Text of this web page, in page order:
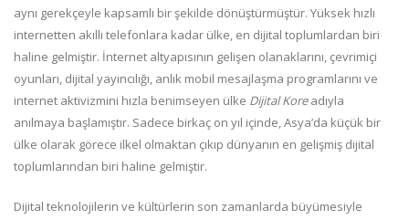
aynı gerekçeyle kapsamlı bir şekilde dönüştürmüştür. Yüksek hızlı
internetten akıllı telefonlara kadar ülke, en dijital toplumlardan biri
haline gelmiştir. İnternet altyapısının gelişen olanaklarını, çevrimiçi
oyunları, dijital yayıncılığı, anlık mobil mesajlaşma programlarını ve
internet aktivizmini hızla benimseyen ülke Dijital Koreadıyla
anılmaya başlamıştır. Sadece birkaç on yıl içinde, Asya’da küçük bir
ülke olarak görece ilkel olmaktan çıkıp dünyanın en gelişmiş dijital
toplumlarından biri haline gelmiştir.
Dijital teknolojilerin ve kültürlerin son zamanlarda büyümesiyle